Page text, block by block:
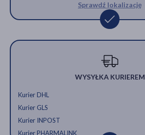
Sprawdź lokalizację
WYSYŁKA KURIEREM
Kurier DHL
Kurier GLS
Kurier INPOST
Kurier PHARMALINK